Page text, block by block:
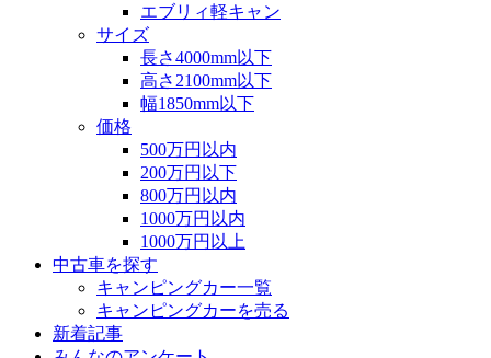
エブリィ軽キャン
サイズ
長さ4000mm以下
高さ2100mm以下
幅1850mm以下
価格
500万円以内
200万円以下
800万円以内
1000万円以内
1000万円以上
中古車を探す
キャンピングカー一覧
キャンピングカーを売る
新着記事